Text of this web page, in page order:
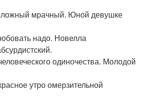
мрачный. Юной девушке
надо. Новелла
одиночества. Молодой
утро омерзительной